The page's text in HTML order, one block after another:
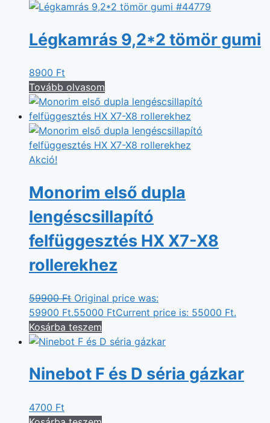
Légkamrás 9,2*2 tömör gumi
8900 Ft
Tovább olvasom
Akció!
Monorim első dupla
lengéscsillapító
felfüggesztés HX X7-X8
rollerekhez
59900Ft Original price was:
59900 Ft.55000 FtCurrent price is: 55000 Ft.
Kosárba teszem
Ninebot F és D séria gázkar
4700 Ft